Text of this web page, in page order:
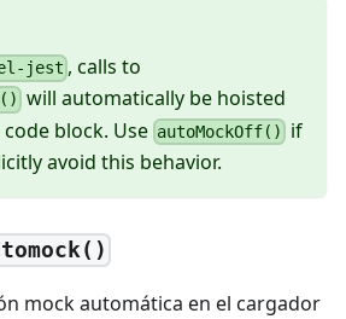
jest , calls to
will automatically be hoisted
block. Use autoMockOff()
if
avoid this behavior.
mock automática en el cargador